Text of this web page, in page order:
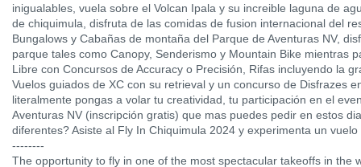
inigualables, vuela sobre el Volcan Ipala y su increible laguna de
de chiquimula, disfruta de las comidas de fusion internacional del
Bungalows y Cabañas de montaña del Parque de Aventuras NV,
parque tales como Canopy, Senderismo y Mountain Bike mientras
Libre con Concursos de Accuracy o Precisión, Rifas incluyendo la
Vuelos guiados de XC con su retrieval y un concurso de Disfrazes
literalmente pongas a volar tu creatividad, tu participación en el
Aventuras NV (inscripción gratis) que mas puedes pedir en estos
diferentes? Asiste al Fly In Chiquimula 2024 y experimenta un
--------
The opportunity to fly in one of the most spectacular takeoffs in the